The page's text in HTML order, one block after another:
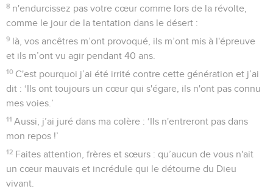
8 n'endurcissez pas votre cœur comme lors de la révolte,
comme le jour de la tentation dans le désert :
9 là, vos ancêtres m’ont provoqué, ils m’ont mis à l'épreuve
et ils m’ont vu agir pendant 40 ans.
10 C'est pourquoi j’ai été irrité contre cette génération et j’ai
dit : ‘Ils ont toujours un cœur qui s'égare, ils n'ont pas connu
mes voies.’
11 Aussi, j’ai juré dans ma colère : ‘Ils n'entreront pas dans
mon repos !’
12 Faites attention, frères et sœurs : qu’aucun de vous n'ait
un cœur mauvais et incrédule qui le détourne du Dieu
vivant.